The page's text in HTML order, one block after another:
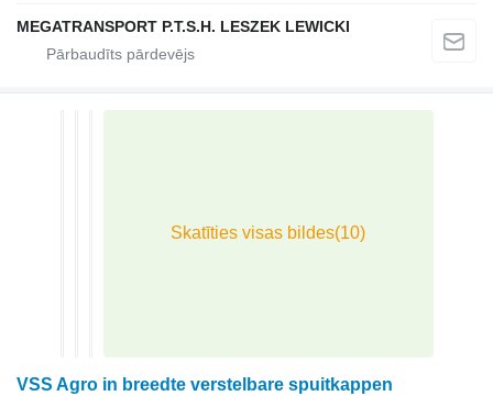
MEGATRANSPORT P.T.S.H. LESZEK LEWICKI
VSS Agro in breedte verstelbare spuitkappen